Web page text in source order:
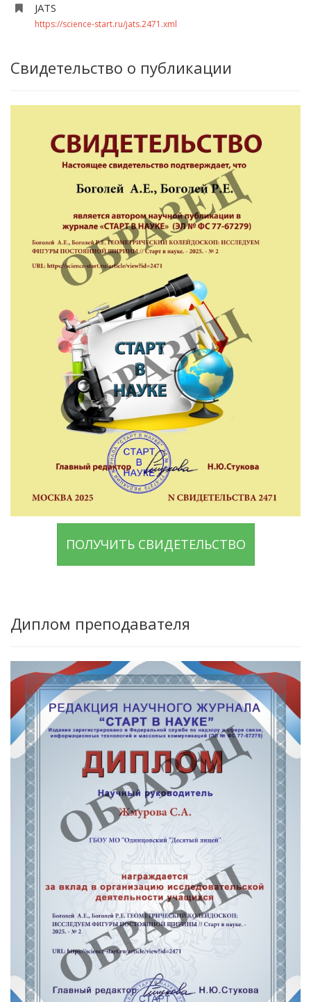
JATS
https://science-start.ru/jats.2471.xml
Свидетельство о публикации
ПОЛУЧИТЬ СВИДЕТЕЛЬСТВО
Диплом преподавателя